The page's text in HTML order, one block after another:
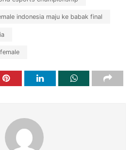
indonesia maju ke babak final